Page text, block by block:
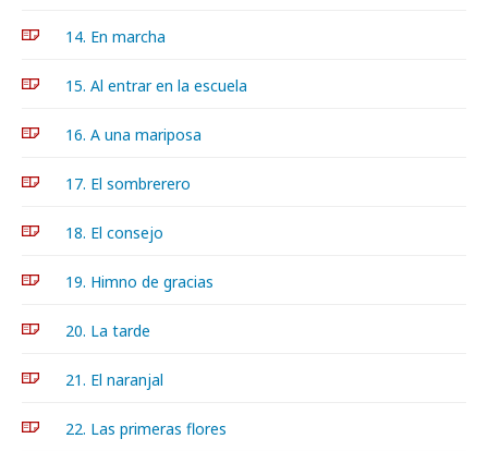
14. En marcha
15. Al entrar en la escuela
16. A una mariposa
17. El sombrerero
18. El consejo
19. Himno de gracias
20. La tarde
21. El naranjal
22. Las primeras flores